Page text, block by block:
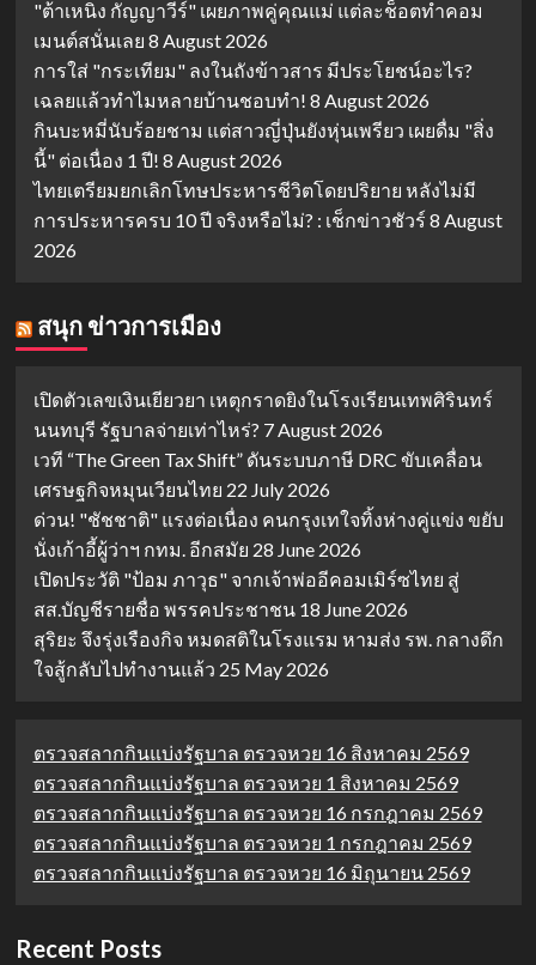
"ต้าเหนิง กัญญาวีร์" เผยภาพคู่คุณแม่ แต่ละช็อตทำคอม
เมนต์สนั่นเลย 8 August 2026
การใส่ "กระเทียม" ลงในถังข้าวสาร มีประโยชน์อะไร?
เฉลยแล้วทำไมหลายบ้านชอบทำ! 8 August 2026
กินบะหมี่นับร้อยชาม แต่สาวญี่ปุ่นยังหุ่นเพรียว เผยดื่ม "สิ่ง
นี้" ต่อเนื่อง 1 ปี! 8 August 2026
ไทยเตรียมยกเลิกโทษประหารชีวิตโดยปริยาย หลังไม่มี
การประหารครบ 10 ปี จริงหรือไม่? : เช็กข่าวชัวร์ 8 August
2026
สนุก ข่าวการเมือง
เปิดตัวเลขเงินเยียวยา เหตุกราดยิงในโรงเรียนเทพศิรินทร์
นนทบุรี รัฐบาลจ่ายเท่าไหร่? 7 August 2026
เวที “The Green Tax Shift” ดันระบบภาษี DRC ขับเคลื่อน
เศรษฐกิจหมุนเวียนไทย 22 July 2026
ด่วน! "ชัชชาติ" แรงต่อเนื่อง คนกรุงเทใจทิ้งห่างคู่แข่ง ขยับ
นั่งเก้าอี้ผู้ว่าฯ กทม. อีกสมัย 28 June 2026
เปิดประวัติ "ป้อม ภาวุธ" จากเจ้าพ่ออีคอมเมิร์ซไทย สู่
สส.บัญชีรายชื่อ พรรคประชาชน 18 June 2026
สุริยะ จึงรุ่งเรืองกิจ หมดสติในโรงแรม หามส่ง รพ. กลางดึก
ใจสู้กลับไปทำงานแล้ว 25 May 2026
ตรวจสลากกินแบ่งรัฐบาล ตรวจหวย 16 สิงหาคม 2569
ตรวจสลากกินแบ่งรัฐบาล ตรวจหวย 1 สิงหาคม 2569
ตรวจสลากกินแบ่งรัฐบาล ตรวจหวย 16 กรกฎาคม 2569
ตรวจสลากกินแบ่งรัฐบาล ตรวจหวย 1 กรกฎาคม 2569
ตรวจสลากกินแบ่งรัฐบาล ตรวจหวย 16 มิถุนายน 2569
Recent Posts